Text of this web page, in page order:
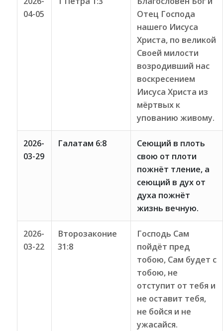
04-05
Отец Господа
нашего Иисуса
Христа, по великой
Своей милости
возродивший нас
воскресением
Иисуса Христа из
мёртвых к
упованию живому.
2026-
03-29
Галатам 6:8
Сеющий в плоть
свою от плоти
пожнёт тление, а
сеющий в дух от
духа пожнёт
жизнь вечную.
2026-
03-22
Второзаконие
31:8
Господь Сам
пойдёт пред
тобою, Сам будет с
тобою, не
отступит от тебя и
не оставит тебя,
не бойся и не
ужасайся.